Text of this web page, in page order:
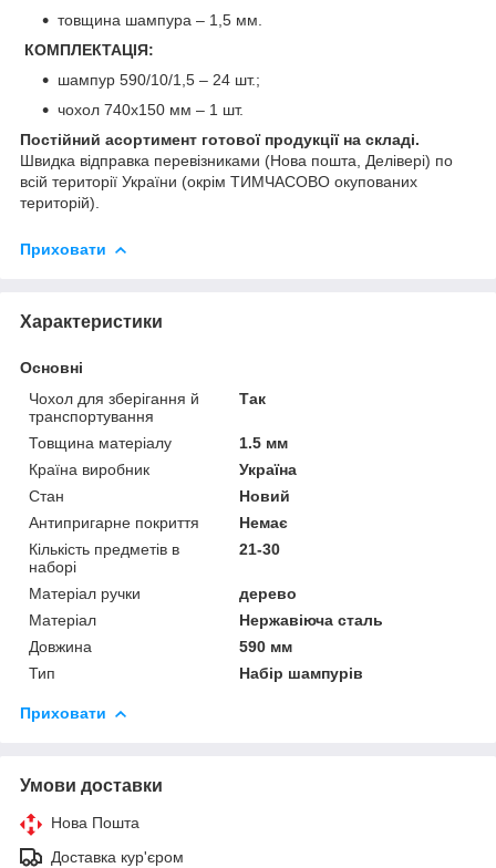
товщина шампура – 1,5 мм.
КОМПЛЕКТАЦІЯ:
шампур 590/10/1,5 – 24 шт.;
чохол 740х150 мм – 1 шт.
Постійний асортимент готової продукції на складі.
Швидка відправка перевізниками (Нова пошта, Делівері) по
всій території України (окрім ТИМЧАСОВО окупованих
територій).
Приховати
Характеристики
Основні
Чохол для зберігання й
транспортування
Так
Товщина матеріалу
1.5 мм
Країна виробник
Україна
Стан
Новий
Антипригарне покриття
Немає
Кількість предметів в
наборі
21-30
Матеріал ручки
дерево
Матеріал
Нержавіюча сталь
Довжина
590 мм
Тип
Набір шампурів
Приховати
Умови доставки
Нова Пошта
Доставка кур'єром